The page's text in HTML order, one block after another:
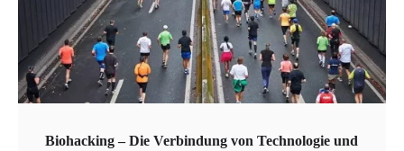
Biohacking – Die Verbindung von Technologie und